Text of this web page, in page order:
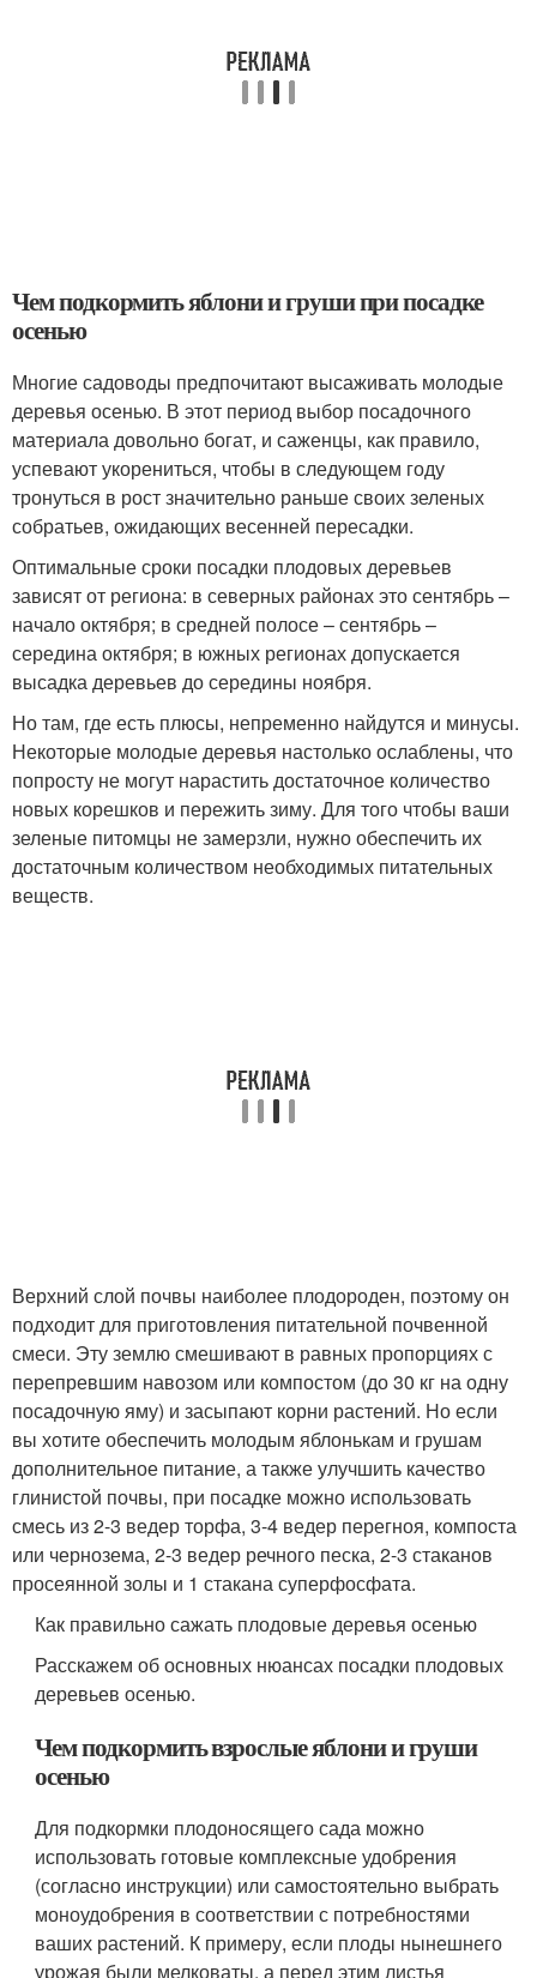
Чем подкормить яблони и груши при посадке
осенью
Многие садоводы предпочитают высаживать молодые
деревья осенью. В этот период выбор посадочного
материала довольно богат, и саженцы, как правило,
успевают укорениться, чтобы в следующем году
тронуться в рост значительно раньше своих зеленых
собратьев, ожидающих весенней пересадки.
Оптимальные сроки посадки плодовых деревьев
зависят от региона: в северных районах это сентябрь –
начало октября; в средней полосе – сентябрь –
середина октября; в южных регионах допускается
высадка деревьев до середины ноября.
Но там, где есть плюсы, непременно найдутся и минусы.
Некоторые молодые деревья настолько ослаблены, что
попросту не могут нарастить достаточное количество
новых корешков и пережить зиму. Для того чтобы ваши
зеленые питомцы не замерзли, нужно обеспечить их
достаточным количеством необходимых питательных
веществ.
Верхний слой почвы наиболее плодороден, поэтому он
подходит для приготовления питательной почвенной
смеси. Эту землю смешивают в равных пропорциях с
перепревшим навозом или компостом (до 30 кг на одну
посадочную яму) и засыпают корни растений. Но если
вы хотите обеспечить молодым яблонькам и грушам
дополнительное питание, а также улучшить качество
глинистой почвы, при посадке можно использовать
смесь из 2-3 ведер торфа, 3-4 ведер перегноя, компоста
или чернозема, 2-3 ведер речного песка, 2-3 стаканов
просеянной золы и 1 стакана суперфосфата.
Как правильно сажать плодовые деревья осенью
Расскажем об основных нюансах посадки плодовых
деревьев осенью.
Чем подкормить взрослые яблони и груши
осенью
Для подкормки плодоносящего сада можно
использовать готовые комплексные удобрения
(согласно инструкции) или самостоятельно выбрать
моноудобрения в соответствии с потребностями
ваших растений. К примеру, если плоды нынешнего
урожая были мелковаты, а перед этим листья